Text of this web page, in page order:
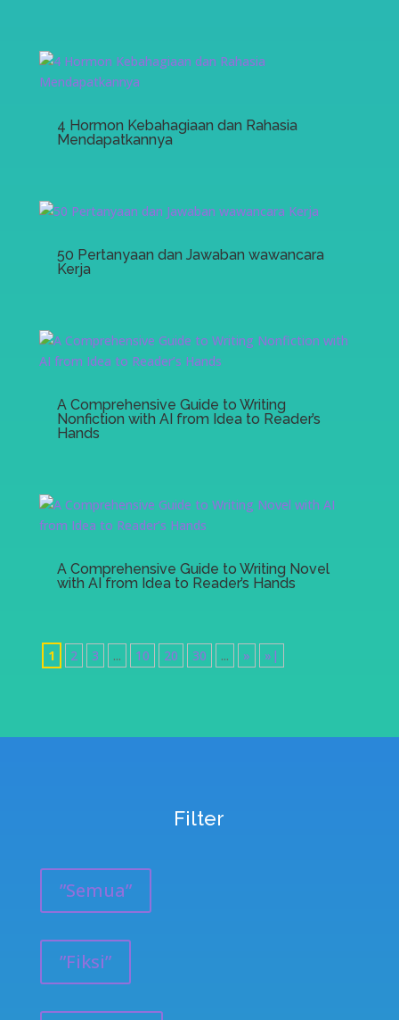
4 Hormon Kebahagiaan dan Rahasia
Mendapatkannya
50 Pertanyaan dan Jawaban wawancara
Kerja
A Comprehensive Guide to Writing
Nonfiction with AI from Idea to Reader’s
Hands
A Comprehensive Guide to Writing Novel
with AI from Idea to Reader’s Hands
1 2 3 ... 10 20 30 ... » »|
Filter
”Semua”
”Fiksi”